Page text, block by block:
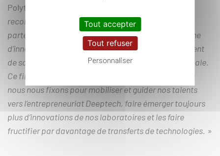
Polytechnique de Paris, «
reconnaissance du rôle joué par IP Paris et ses
partenaires pour alimenter et dynamiser l’écosystème
d’innovation sur le territoire, mais aussi plus largement
de son potentiel de vivier Deeptech à l’échelle nationale.
Ce financement va contribuer à relever les défis que
nous nous fixons pour mobiliser et guider nos talents
vers l’entrepreneuriat Deeptech, faire émerger toujours
plus d’innovations de nos laboratoires et les faire
fructifier par davantage de transferts de technologies. »
Tout accepter
Tout refuser
Personnaliser